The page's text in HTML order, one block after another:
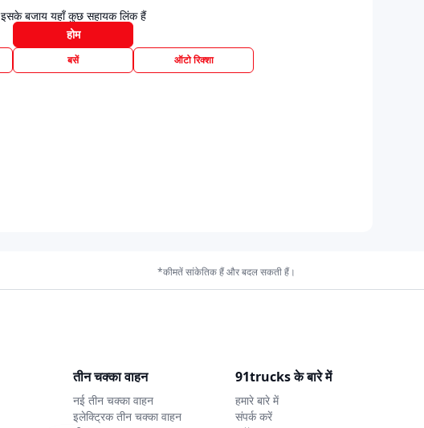
इसके बजाय यहाँ कुछ सहायक लिंक हैं
होम
बसें ऑटो रिक्शा
*कीमतें सांकेतिक हैं और बदल सकती हैं।
तीन चक्का वाहन
नई तीन चक्का वाहन
इलेक्ट्रिक तीन चक्का वाहन
91trucks के बारे में
हमारे बारे में
संपर्क करें